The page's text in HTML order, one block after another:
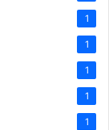
1
1
1
1
1